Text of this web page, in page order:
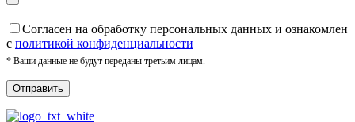
Cогласен на обработку персональных данных и ознакомлен
с политикой конфиденциальности
* Ваши данные не будут переданы третьим лицам.